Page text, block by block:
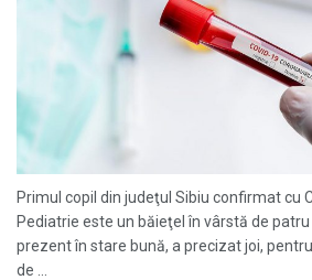
Primul copil din judeţul Sibiu confirmat cu
Pediatrie este un băieţel în vârstă de
prezent în stare bună, a precizat joi, pentru
de ...